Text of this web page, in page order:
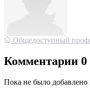
Общедоступный
Комментарии 0
Пока не было